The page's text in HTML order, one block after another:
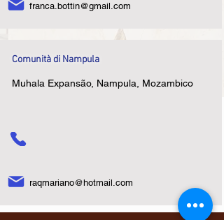
franca.bottin@gmail.com
Comunità di Nampula
Muhala Expansão, Nampula, Mozambico
raqmariano@hotmail.com